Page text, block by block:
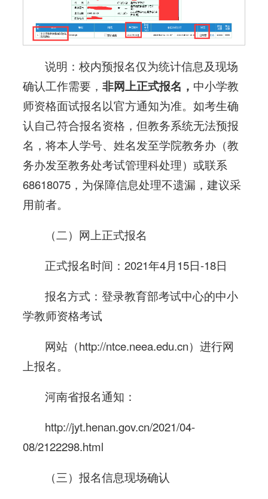
说明：校内预报名仅为统计信息及现场
确认工作需要， 非网上正式报名， 中小学教
师资格面试报名以官方通知为准。如考生确
认自己符合报名资格，但教务系统无法预报
名，将本人学号、姓名发至学院教务办（教
务办发至教务处考试管理科处理）或联系
68618075，为保障信息处理不遗漏，建议采
用前者。
（二）网上正式报名
正式报名时间：2021年4月15日-18日
报名方式：登录教育部考试中心的中小
学教师资格考试
网站（http://ntce.neea.edu.cn）进行网
上报名。
河南省报名通知：
http://jyt.henan.gov.cn/2021/04-
08/2122298.html
（三）报名信息现场确认